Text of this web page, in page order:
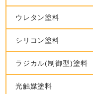
ウレタン塗料
シリコン塗料
ラジカル(制御型)塗料
光触媒塗料